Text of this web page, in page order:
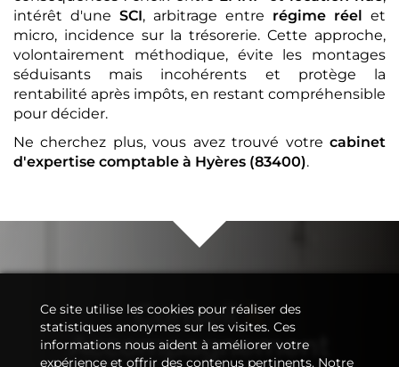
intérêt d'une SCI, arbitrage entre régime réel et
micro, incidence sur la trésorerie. Cette approche,
volontairement méthodique, évite les montages
séduisants mais incohérents et protège la
rentabilité après impôts, en restant compréhensible
pour décider.
Ne cherchez plus, vous avez trouvé votre cabinet
d'expertise comptable à Hyères (83400).
Conseil&
Accompagnement
Ce site utilise les cookies pour réaliser des
statistiques anonymes sur les visites. Ces
informations nous aident à améliorer votre
expérience et offrir des contenus pertinents. Notre